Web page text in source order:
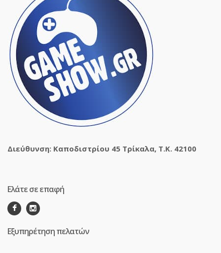
Διεύθυνση: Καποδιστρίου 45 Τρίκαλα, Τ.Κ. 42100
Ελάτε σε επαφή
Εξυπηρέτηση πελατών